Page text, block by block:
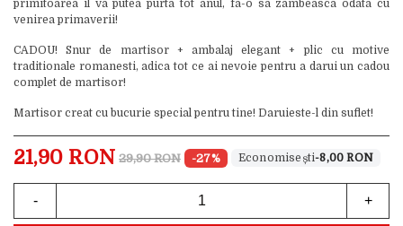
primitoarea il va putea purta tot anul, fa-o sa zambeasca odata cu
venirea primaverii!
CADOU! Snur de martisor + ambalaj elegant + plic cu motive
traditionale romanesti, adica tot ce ai nevoie pentru a darui un cadou
complet de martisor!
Martisor creat cu bucurie special pentru tine! Daruieste-l din suflet!
21,90 RON 29,90 RON -27% -8,00 RON
- +